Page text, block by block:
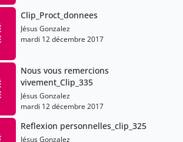
Clip_Proct_donnees
Jésus Gonzalez
mardi 12 décembre 2017
Nous vous remercions
vivement_Clip_335
Jésus Gonzalez
mardi 12 décembre 2017
Reflexion personnelles_clip_325
Jésus Gonzalez